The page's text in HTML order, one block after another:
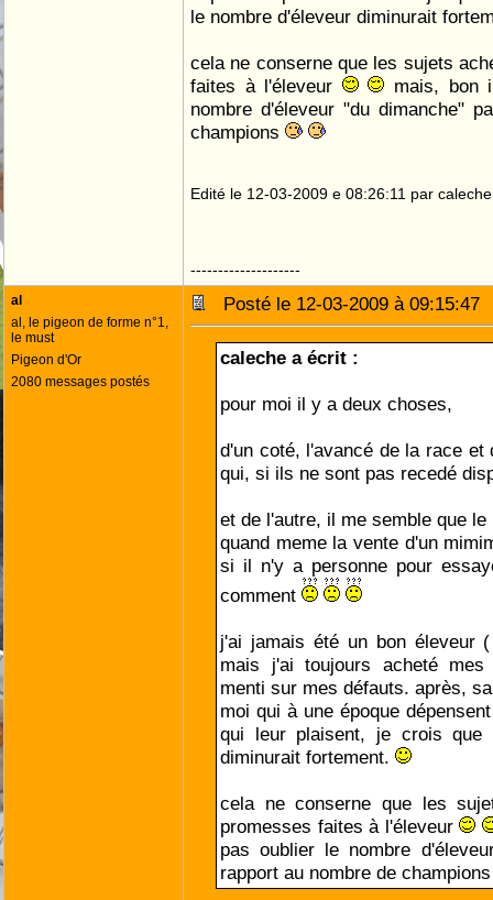
le nombre d'éleveur diminurait
cela ne conserne que les sujets
faites à l'éleveur
mais, bon
nombre d'éleveur "du dimanche"
champions
Edité le 12-03-2009 e 08:26:11 par caleche
--------------------
al
al, le pigeon de forme n°1,
le must
Pigeon d'Or
2080 messages postés
Posté le 12-03-2009 à
caleche a écrit :
pour moi il y a deux choses,
d'un coté, l'avancé de la race et
qui, si ils ne sont pas recedé
et de l'autre, il me semble que
quand meme la vente d'un
si il n'y a personne pour
comment
j'ai jamais été un bon éleveur
mais j'ai toujours acheté
menti sur mes défauts. après,
moi qui à une époque
qui leur plaisent, je crois que
diminurait fortement.
cela ne conserne que les
promesses faites à l'éleveur
pas oublier le nombre
rapport au nombre de